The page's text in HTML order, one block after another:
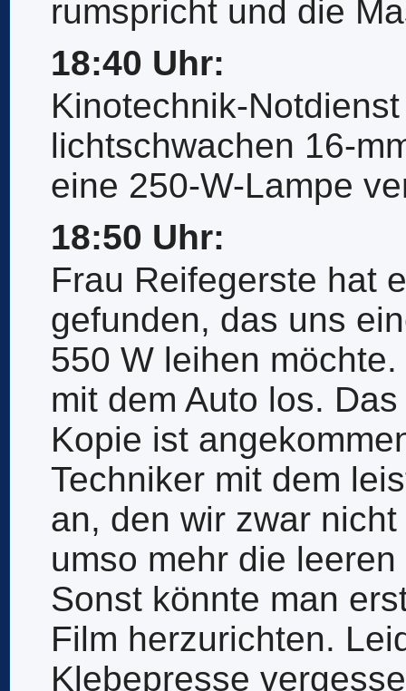
rumspricht und die
18:40 Uhr:
Kinotechnik-
lichtschwachen 16-
eine 250-W-Lampe
18:50 Uhr:
Frau Reifegerste hat
gefunden, das uns
550 W leihen
mit dem Auto los.
Kopie ist
Techniker mit dem
an, den wir zwar
umso mehr die
Sonst könnte man
Film herzurichten.
Klebepresse